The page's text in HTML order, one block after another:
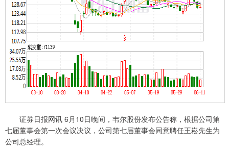
证券日报网讯 6月10日晚间，韦尔股份发布公告称，根据公司第
七届董事会第一次会议决议，公司第七届董事会同意聘任王崧先生为
公司总经理。